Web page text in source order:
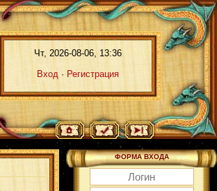
Чт, 2026-08-06, 13:36
Вход · Регистрация
ФОРМА ВХОДА